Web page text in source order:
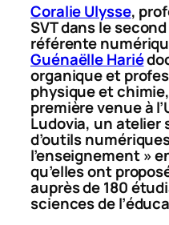
Coralie Ulysse,
SVT dans le
référente
Guénaëlle Harié
organique et
physique et
première venue à
Ludovia, un atelier
d’outils
l’enseignement »
qu’elles ont
auprès de 180
sciences de